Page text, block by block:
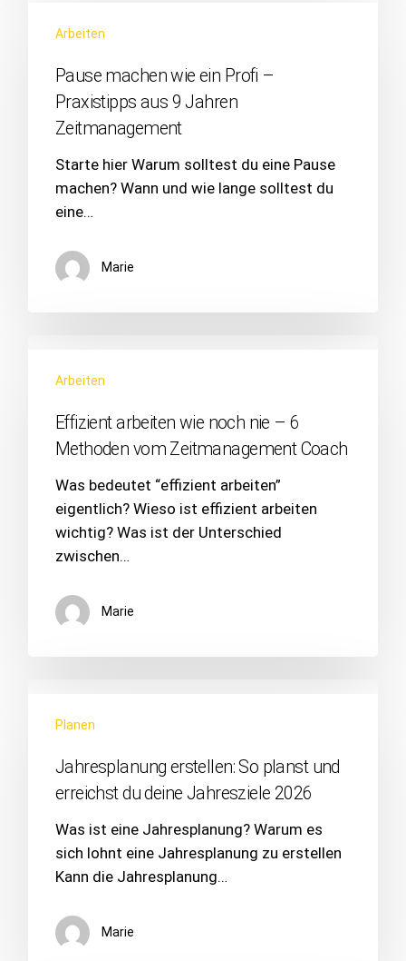
Arbeiten
Pause machen wie ein Profi –
Praxistipps aus 9 Jahren
Zeitmanagement
Starte hier Warum solltest du eine Pause
machen? Wann und wie lange solltest du
eine…
Marie
Arbeiten
Effizient arbeiten wie noch nie – 6
Methoden vom Zeitmanagement Coach
Was bedeutet “effizient arbeiten”
eigentlich? Wieso ist effizient arbeiten
wichtig? Was ist der Unterschied
zwischen…
Marie
Planen
Jahresplanung erstellen: So planst und
erreichst du deine Jahresziele 2026
Was ist eine Jahresplanung? Warum es
sich lohnt eine Jahresplanung zu erstellen
Kann die Jahresplanung…
Marie